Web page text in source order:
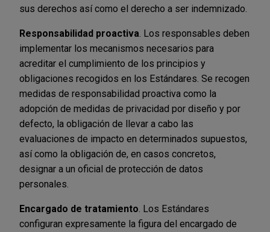
sus derechos así como el derecho a ser indemnizado.
Responsabilidad proactiva . Los responsables deben
implementar los mecanismos necesarios para
acreditar el cumplimiento de los principios y
obligaciones recogidos en los Estándares. Se recogen
medidas de responsabilidad proactiva como la
adopción de medidas de privacidad por diseño y por
defecto, la obligación de llevar a cabo las
evaluaciones de impacto en determinados supuestos,
así como la obligación de, en casos concretos,
designar a un oficial de protección de datos
personales.
Encargado de tratamiento . Los Estándares
configuran expresamente la figura del encargado de